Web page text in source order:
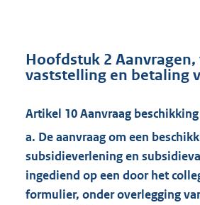
Hoofdstuk 2
vaststelling en betaling
Artikel 10 Aanvraag
a. De aanvraag om een
subsidieverlening en
ingediend op een door het
formulier, onder overlegging